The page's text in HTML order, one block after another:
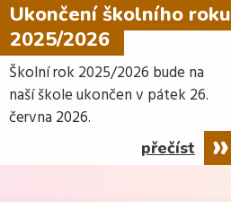
Ukončení školního roku
2025/2026
Školní rok 2025/2026 bude na
naší škole ukončen v pátek 26.
června 2026.
přečíst